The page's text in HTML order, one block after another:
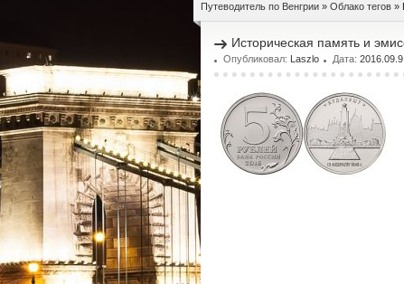
Путеводитель по Венгрии » Облако тегов »
Историческая память и
Опубликовал: Laszlo Дата: